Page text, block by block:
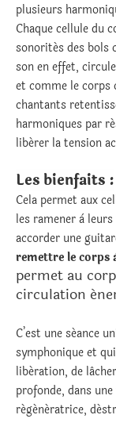
plusieurs
Chaque cellule du
sonorités des bols
son en effet,
et comme le corps
chantants
harmoniques par
libérer la tension
Les bienfaits :
Cela permet aux
les ramener à
accorder une
remettre le corps
permet au
circulation
C’est une séance
symphonique et
libération, de
profonde, dans une
régénératrice,